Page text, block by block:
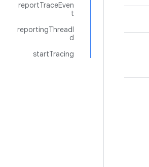
reportTraceEven
t
reportingThreadI
d
startTracing